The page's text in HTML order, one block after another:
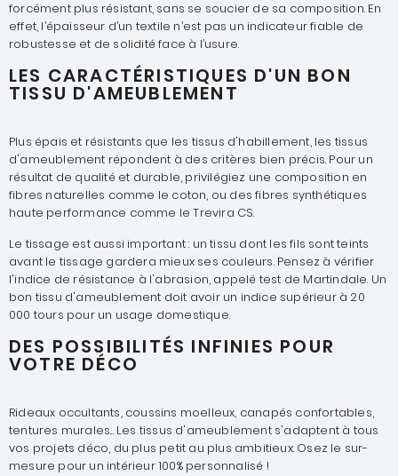
forcément plus résistant, sans se soucier de sa composition. En
effet, l’épaisseur d’un textile n’est pas un indicateur fiable de
robustesse et de solidité face à l’usure.
LES CARACTÉRISTIQUES D'UN BON
TISSU D'AMEUBLEMENT
Plus épais et résistants que les tissus d'habillement, les tissus
d'ameublement répondent à des critères bien précis. Pour un
résultat de qualité et durable, privilégiez une composition en
fibres naturelles comme le coton, ou des fibres synthétiques
haute performance comme le Trevira CS.
Le tissage est aussi important : un tissu dont les fils sont teints
avant le tissage gardera mieux ses couleurs. Pensez à vérifier
l'indice de résistance à l'abrasion, appelé test de Martindale. Un
bon tissu d'ameublement doit avoir un indice supérieur à 20
000 tours pour un usage domestique.
DES POSSIBILITÉS INFINIES POUR
VOTRE DÉCO
Rideaux occultants, coussins moelleux, canapés confortables,
tentures murales... Les tissus d'ameublement s'adaptent à tous
vos projets déco, du plus petit au plus ambitieux. Osez le sur-
mesure pour un intérieur 100% personnalisé !